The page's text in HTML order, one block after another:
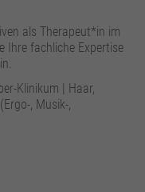
als Therapeut*in im
Ihre fachliche Expertise
Klinikum | Haar,
, Musik-,